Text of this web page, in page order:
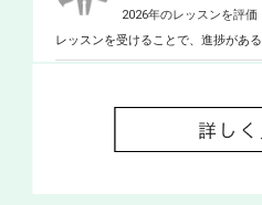
2026年のレッスンを評価
レッスンを受けることで、進捗があ